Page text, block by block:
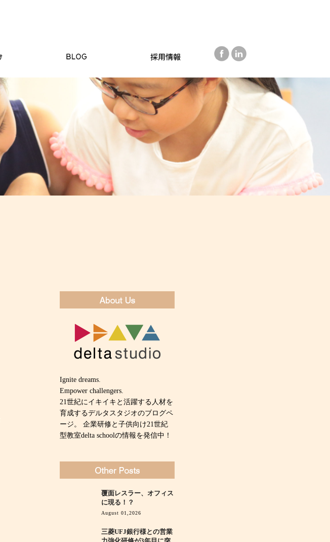
Ignite dreams.
Empower challengers.
21世紀にイキイキと活躍する人材を
育成するデルタスタジオのブログペ
ージ。 企業研修と子供向け21世紀
型教室delta schoolの情報を発信中！
覆面レスラー、オフィス
に現る！？
August 01,2026
三菱UFJ銀行様との営業